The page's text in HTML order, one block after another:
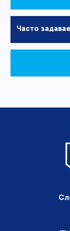
Часто